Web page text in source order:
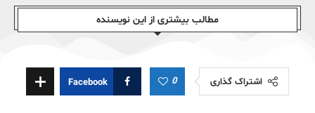
مطالب بیشتری از این نویسندە
اشتراک گذاری 0
Facebook